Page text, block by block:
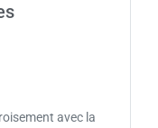
avec la